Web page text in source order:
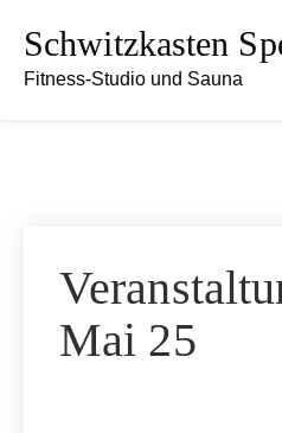
content
Schwitzkasten
Fitness-Studio und Sauna
Mai 25